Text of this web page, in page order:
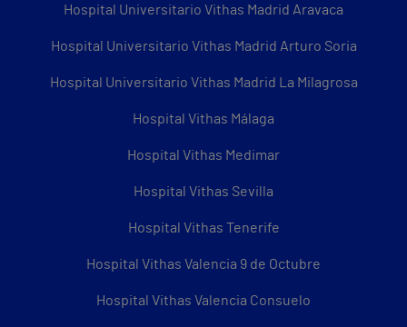
Hospital Universitario Vithas Madrid Aravaca
Hospital Universitario Vithas Madrid Arturo Soria
Hospital Universitario Vithas Madrid La Milagrosa
Hospital Vithas Málaga
Hospital Vithas Medimar
Hospital Vithas Sevilla
Hospital Vithas Tenerife
Hospital Vithas Valencia 9 de Octubre
Hospital Vithas Valencia Consuelo